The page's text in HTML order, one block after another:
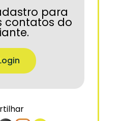
para
contatos do